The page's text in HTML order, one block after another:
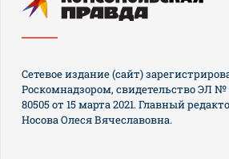
Сетевое издание (сайт)
Роскомнадзором, свидетельство ЭЛ №
80505 от 15 марта 2021. Главный
Носова Олеся Вячеславовна.